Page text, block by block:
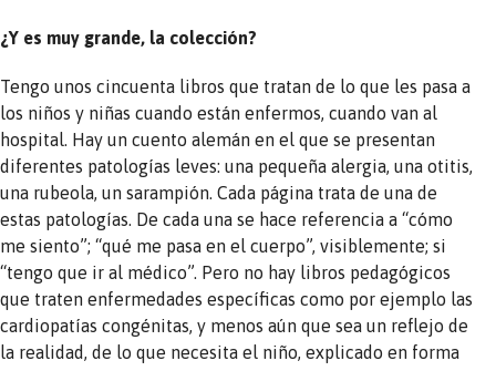
¿Y es muy grande, la colección?
Tengo unos cincuenta libros que tratan de lo que les pasa a
los niños y niñas cuando están enfermos, cuando van al
hospital. Hay un cuento alemán en el que se presentan
diferentes patologías leves: una pequeña alergia, una otitis,
una rubeola, un sarampión. Cada página trata de una de
estas patologías. De cada una se hace referencia a “cómo
me siento”; “qué me pasa en el cuerpo”, visiblemente; si
“tengo que ir al médico”. Pero no hay libros pedagógicos
que traten enfermedades específicas como por ejemplo las
cardiopatías congénitas, y menos aún que sea un reflejo de
la realidad, de lo que necesita el niño, explicado en forma